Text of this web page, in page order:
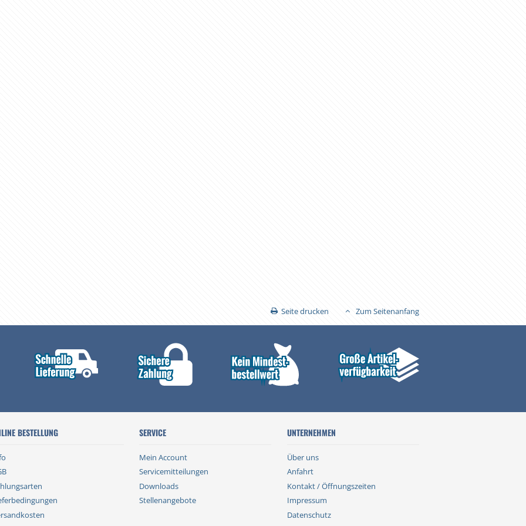
Seite drucken Zum Seitenanfang
BESTELLUNG SERVICE
Mein Account
Servicemitteilungen
Downloads
Stellenangebote
UNTERNEHMEN
Über uns
Anfahrt
Kontakt / Öffnungszeiten
Impressum
Datenschutz